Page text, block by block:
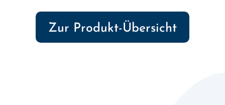
Zur Produkt-Übersicht